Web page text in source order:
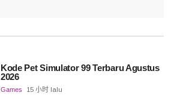
Kode Pet Simulator 99 Terbaru Agustus
2026
Games 15 小时 lalu